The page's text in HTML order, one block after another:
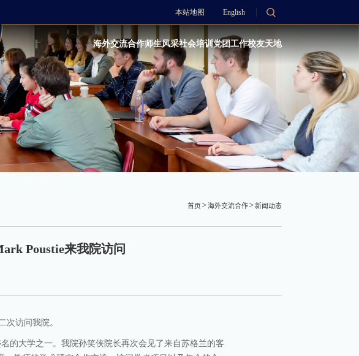
本站地图 English
海外交流合作师生风采社会培训党团工作校友天地
首页 海外交流合作 新闻动态
Poustie来我院访问
次访问我院。
的大学之一。我院孙笑侠院长再次会见了来自苏格兰的客